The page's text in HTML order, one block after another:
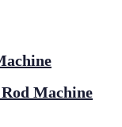
Machine